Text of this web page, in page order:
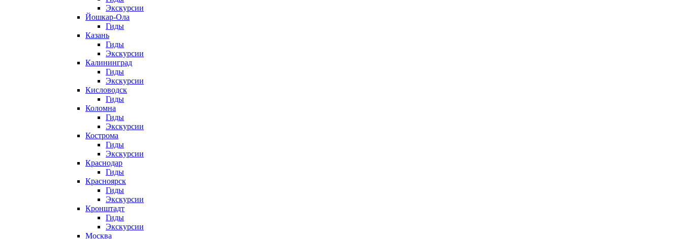
Экскурсии
Йошкар-Ола
Гиды
Казань
Гиды
Экскурсии
Калининград
Гиды
Экскурсии
Кисловодск
Гиды
Коломна
Гиды
Экскурсии
Кострома
Гиды
Экскурсии
Краснодар
Гиды
Красноярск
Гиды
Экскурсии
Кронштадт
Гиды
Экскурсии
Москва